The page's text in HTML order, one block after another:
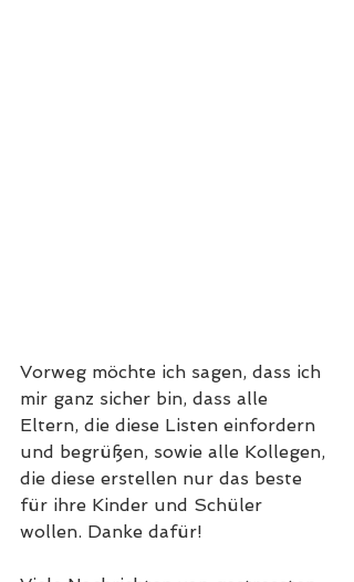
Vorweg möchte ich sagen, dass ich
mir ganz sicher bin, dass alle
Eltern, die diese Listen einfordern
und begrüßen, sowie alle Kollegen,
die diese erstellen nur das beste
für ihre Kinder und Schüler
wollen. Danke dafür!